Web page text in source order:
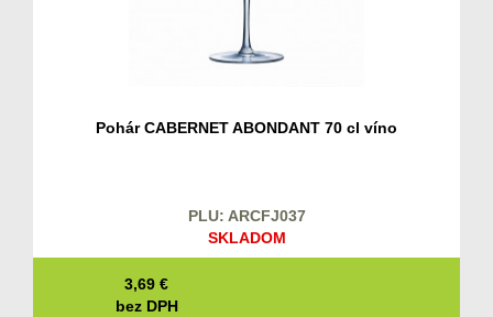
Pohár CABERNET ABONDANT 70 cl víno
PLU: ARCFJ037
SKLADOM
3,69 €
bez DPH